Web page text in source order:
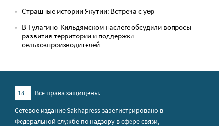
Страшные истории Якутии: Встреча с yөр
В Тулагино-Кильдямском наслеге обсудили вопросы
развития территории и поддержки
сельхозпроизводителей
18+
Все права защищены.
Сетевое издание Sakhapress зарегистрировано в
Федеральной службе по надзору в сфере связи,